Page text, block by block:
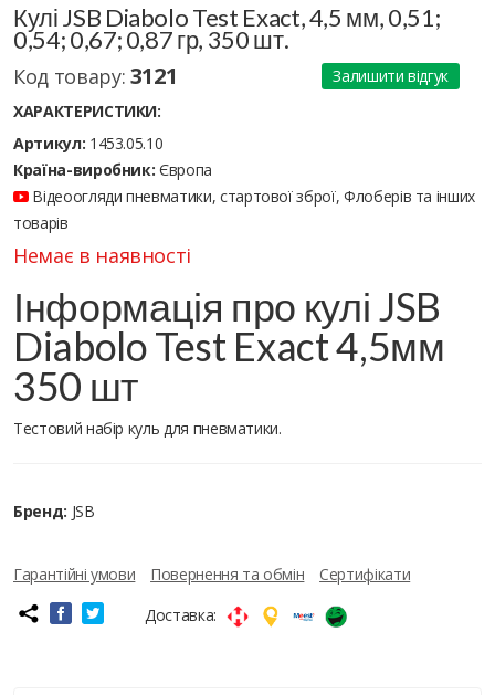
Кулі JSB Diabolo Test Exact, 4,5 мм, 0,51;
0,54; 0,67; 0,87 гр, 350 шт.
Код товару: 3121
Залишити відгук
ХАРАКТЕРИСТИКИ:
Артикул: 1453.05.10
Країна-виробник: Європа
Відеоогляди пневматики, стартової зброї, Флоберів та інших
товарів
Немає в наявності
Інформація про кулі JSB
Diabolo Test Exact 4,5мм
350 шт
Тестовий набір куль для пневматики.
Бренд: JSB
Гарантійні умови Повернення та обмін
Сертифікати
Доставка: